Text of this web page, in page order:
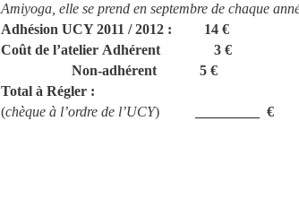
Amiyoga, elle se prend en septembre de chaque
Adhésion UCY 2011 / 2012 : 14 €
Coût de l’atelier Adhérent 3 €
Non-adhérent 5 €
Total à Régler :
(chèque à l’ordre de l’UCY) _________ €